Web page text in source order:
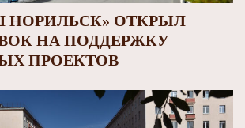
НОРИЛЬСК» ОТКРЫЛ
НА ПОДДЕРЖКУ
ПРОЕКТОВ